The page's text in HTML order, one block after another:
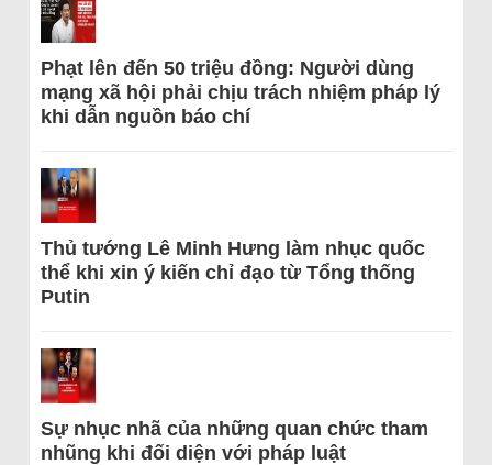
Phạt lên đến 50 triệu đồng: Người dùng
mạng xã hội phải chịu trách nhiệm pháp lý
khi dẫn nguồn báo chí
Thủ tướng Lê Minh Hưng làm nhục quốc
thể khi xin ý kiến chỉ đạo từ Tổng thống
Putin
Sự nhục nhã của những quan chức tham
nhũng khi đối diện với pháp luật